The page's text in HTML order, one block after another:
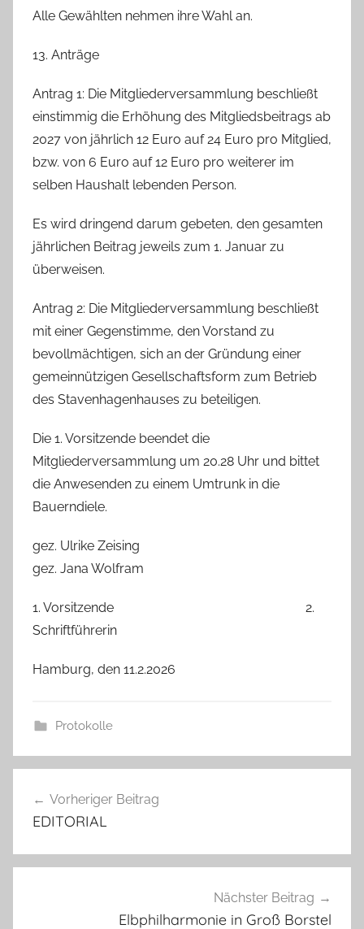
Alle Gewählten nehmen ihre Wahl an.
13. Anträge
Antrag 1: Die Mitgliederversammlung beschließt
einstimmig die Erhöhung des Mitgliedsbeitrags ab
2027 von jährlich 12 Euro auf 24 Euro pro Mitglied,
bzw. von 6 Euro auf 12 Euro pro weiterer im
selben Haushalt lebenden Person.
Es wird dringend darum gebeten, den gesamten
jährlichen Beitrag jeweils zum 1. Januar zu
überweisen.
Antrag 2: Die Mitgliederversammlung beschließt
mit einer Gegenstimme, den Vorstand zu
bevollmächtigen, sich an der Gründung einer
gemeinnützigen Gesellschaftsform zum Betrieb
des Stavenhagenhauses zu beteiligen.
Die 1. Vorsitzende beendet die
Mitgliederversammlung um 20.28 Uhr und bittet
die Anwesenden zu einem Umtrunk in die
Bauerndiele.
gez. Ulrike Zeising
gez. Jana Wolfram
1. Vorsitzende 2.
Schriftführerin
Hamburg, den 11.2.2026
Protokolle
Vorheriger Beitrag
EDITORIAL
Nächster Beitrag
Elbphilharmonie in Groß Borstel